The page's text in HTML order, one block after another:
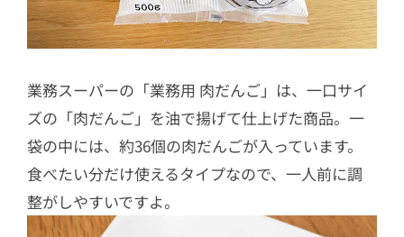
業務スーパーの「業務用 肉だんご」は、一口サイ
ズの「肉だんご」を油で揚げて仕上げた商品。一
袋の中には、約36個の肉だんごが入っています。
食べたい分だけ使えるタイプなので、一人前に調
整がしやすいですよ。